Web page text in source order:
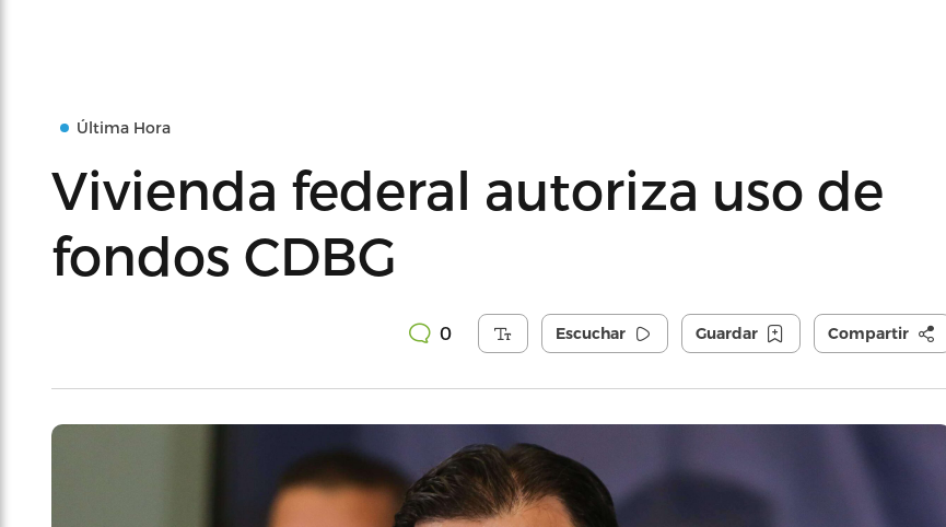
Última Hora
Vivienda federal autoriza uso de
fondos CDBG
0 Escuchar Guardar Compartir